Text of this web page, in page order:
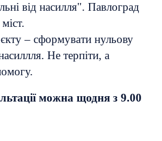
від насилля". Павлоград
– сформувати нульову
Не терпіти, а
можна щодня з 9.00